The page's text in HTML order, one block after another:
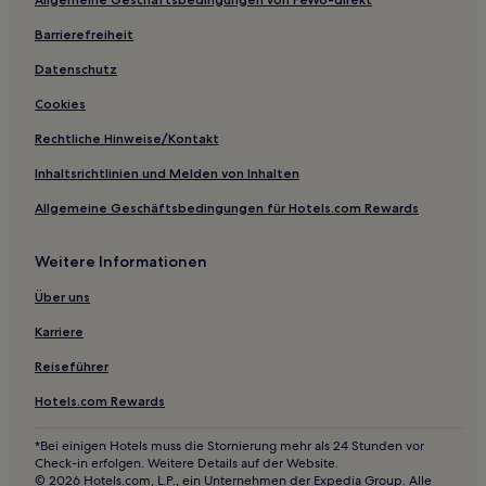
Lgbtqia-Freundliche in Verona
Business in Verona
Hotels mit Weingut in Verona
Hotels mit Fitnessbereich in Verona
Günstige in Verona
Familien in Lazise
Hotels mit inbegriffenem Frühstück in Lazise
Haustierfreundliche in Lazise
Business in Lazise
Hotels mit Parkplatz in Colà
Hotels mit Parkplatz in San Bonifacio
Hotels mit Thermalbad in Peschiera del Garda
Barrierefreiheit
Datenschutz
Cookies
Rechtliche Hinweise/Kontakt
Inhaltsrichtlinien und Melden von Inhalten
Allgemeine Geschäftsbedingungen für Hotels.com Rewards
Weitere Informationen
Über uns
Karriere
Reiseführer
Hotels.com Rewards
*Bei einigen Hotels muss die Stornierung mehr als 24 Stunden vor
Check-in erfolgen. Weitere Details auf der Website.
© 2026 Hotels.com, L.P., ein Unternehmen der Expedia Group. Alle